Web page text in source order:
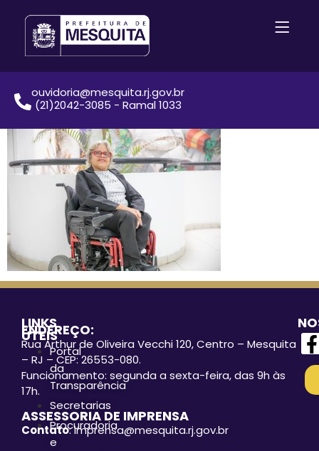
ouvidoria@mesquita.rj.gov.br
(21)2042-3085 - Ramal 1033
LINKS
ÚTEIS
Portal
da
Transparência
Secretarias
Procuradoria
e
ENDEREÇO:
Rua Arthur de Oliveira Vecchi 120, Centro – Mesquita
– RJ – CEP: 26553-080.
Funcionamento: segunda a sexta-feira, das 9h às
17h.
ASSESSORIA DE IMPRENSA
Contato: imprensa@mesquita.rj.gov.br